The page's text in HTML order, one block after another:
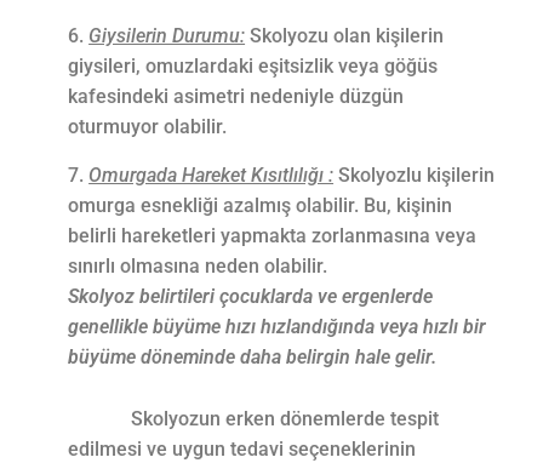
Giysilerin Durumu: Skolyozu olan kişilerin
giysileri, omuzlardaki eşitsizlik veya göğüs
kafesindeki asimetri nedeniyle düzgün
oturmuyor olabilir.
Omurgada Hareket Kısıtlılığı : Skolyozlu kişilerin
omurga esnekliği azalmış olabilir. Bu, kişinin
belirli hareketleri yapmakta zorlanmasına veya
sınırlı olmasına neden olabilir.
Skolyoz belirtileri çocuklarda ve ergenlerde
genellikle büyüme hızı hızlandığında veya hızlı bir
büyüme döneminde daha belirgin hale gelir.
Skolyozun erken dönemlerde tespit
edilmesi ve uygun tedavi seçeneklerinin